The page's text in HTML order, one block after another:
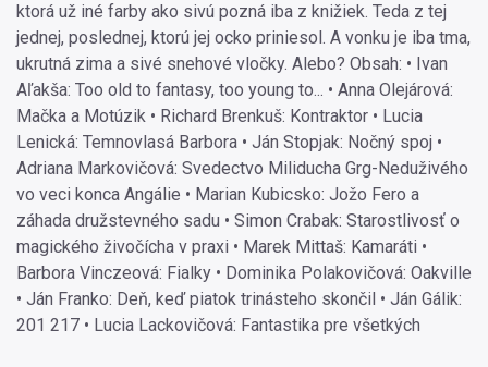
ktorá už iné farby ako sivú pozná iba z knižiek. Teda z tej
jednej, poslednej, ktorú jej ocko priniesol. A vonku je iba tma,
ukrutná zima a sivé snehové vločky. Alebo? Obsah: • Ivan
Aľakša: Too old to fantasy, too young to... • Anna Olejárová:
Mačka a Motúzik • Richard Brenkuš: Kontraktor • Lucia
Lenická: Temnovlasá Barbora • Ján Stopjak: Nočný spoj •
Adriana Markovičová: Svedectvo Miliducha Grg-Neduživého
vo veci konca Angálie • Marian Kubicsko: Jožo Fero a
záhada družstevného sadu • Simon Crabak: Starostlivosť o
magického živočícha v praxi • Marek Mittaš: Kamaráti •
Barbora Vinczeová: Fialky • Dominika Polakovičová: Oakville
• Ján Franko: Deň, keď piatok trinásteho skončil • Ján Gálik:
201 217 • Lucia Lackovičová: Fantastika pre všetkých